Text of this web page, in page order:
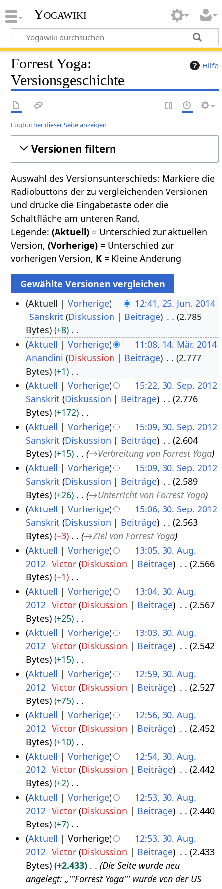
Yogawiki
Hilfe
Forrest Yoga:
Versionsgeschichte
Logbücher dieser Seite anzeigen
Versionen filtern
Auswahl des Versionsunterschieds: Markiere die
Radiobuttons der zu vergleichenden Versionen
und drücke die Eingabetaste oder die
Schaltfläche am unteren Rand.
Legende:(Aktuell) = Unterschied zur aktuellen
Version,(Vorherige) = Unterschied zur
vorherigen Version, K = Kleine Änderung
n
0
Aktuell Vorherige
12:41, 25. Jun. 2014
Sanskrit Diskussion Beiträge
2.785
Bytes
+8
K
e
i
n
e
B
e
a
r
b
e
i
t
u
n
s
z
u
s
a
m
m
e
n
f
a
s
s
u
n
g
0
Aktuell Vorherige
11:08, 14. Mär. 2014
Anandini Diskussion Beiträge
2.777
Bytes
+1
K
e
i
n
e
B
e
a
r
b
e
i
t
u
n
s
z
u
s
a
m
m
e
n
f
a
s
s
u
n
g
p
m
1
Aktuell Vorherige
15:22, 30. Sep. 2012
Sanskrit Diskussion Beiträge
2.776
Bytes
+172
K
e
i
n
e
B
e
a
r
b
e
i
t
u
n
s
z
u
s
a
m
m
e
n
f
a
s
s
u
n
g
Aktuell Vorherige
15:09, 30. Sep. 2012
Sanskrit Diskussion Beiträge
2.604
Bytes
+15 →Verbreitung von Forrest Yoga
Aktuell
Vorherige
15:09, 30. Sep. 2012
Sanskrit Diskussion Beiträge
2.589
Bytes
+26 →Unterricht von Forrest Yoga
Aktuell
Vorherige
15:06, 30. Sep. 2012
Sanskrit Diskussion Beiträge
2.563
Bytes
−3 →Ziel von Forrest Yoga
g
1
Aktuell Vorherige
13:05, 30. Aug.
2012 Victor Diskussion Beiträge
2.566
Bytes
−1
K
e
i
n
e
B
e
a
r
b
e
i
t
u
n
s
z
u
s
a
m
m
Aktuell Vorherige
13:04, 30. Aug.
2012 Victor Diskussion Beiträge
2.567
Bytes
+25
K
e
i
n
e
B
e
a
r
b
e
i
t
u
n
s
z
u
s
Aktuell Vorherige
13:03, 30. Aug.
2012 Victor Diskussion Beiträge
2.542
Bytes
+15
K
e
i
n
e
B
e
a
r
b
e
i
t
u
n
Aktuell Vorherige
12:59, 30. Aug.
2012 Victor Diskussion Beiträge
2.527
Bytes
+75
K
e
i
n
e
B
e
a
r
b
e
i
Aktuell Vorherige
12:56, 30. Aug.
2012 Victor Diskussion Beiträge
2.452
Bytes
+10
K
e
i
n
e
B
e
a
r
b
Aktuell Vorherige
12:54, 30. Aug.
2012 Victor Diskussion Beiträge
2.442
Bytes
+2
K
e
i
n
e
B
e
Aktuell Vorherige
12:53, 30. Aug.
2012 Victor Diskussion Beiträge
2.440
Bytes
+7
K
e
i
n
Aktuell Vorherige
12:53, 30. Aug.
2012 Victor Diskussion Beiträge
2.433
Bytes
+2.433
Die Seite wurde neu
angelegt: „'''Forrest Yoga''' wurde von der US